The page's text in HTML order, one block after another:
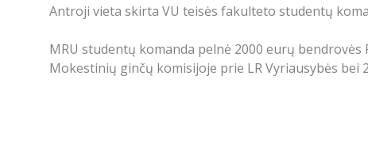
Antroji vieta skirta VU teisės fakulteto studentų
MRU studentų komanda pelnė 2000 eurų
Mokestinių ginčų komisijoje prie LR Vyriausybės bei